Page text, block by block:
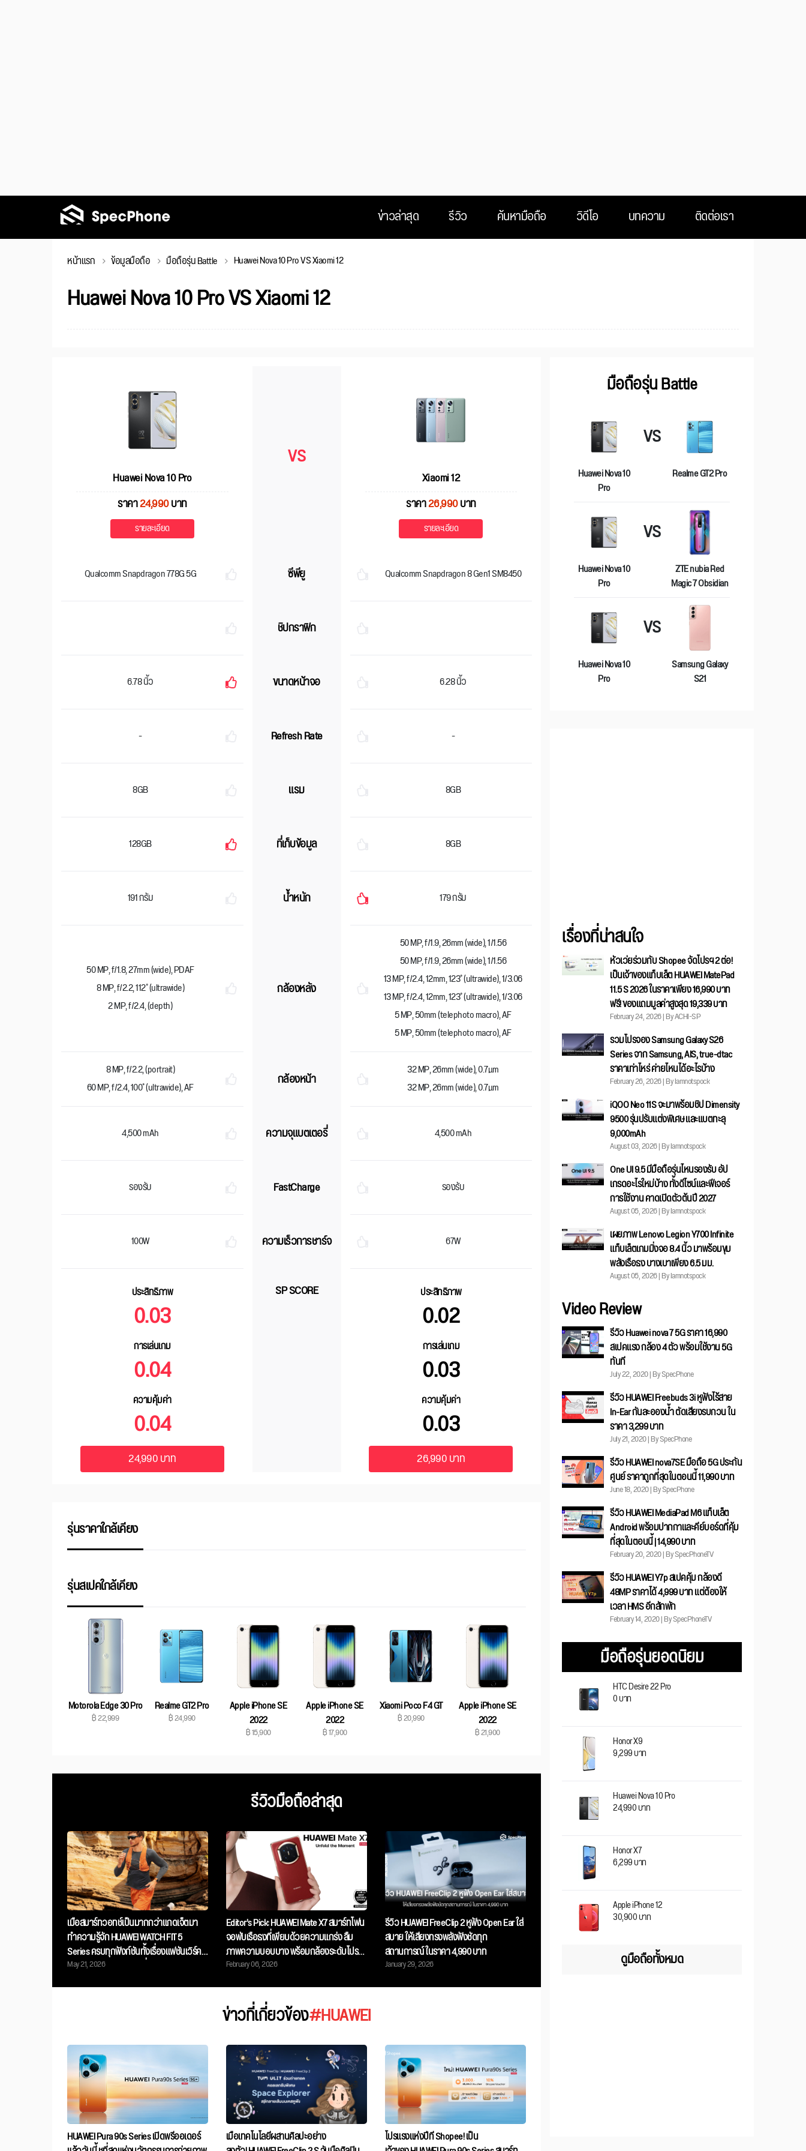
ข่าวล่าสุด รีวิว ค้นหามือถือ วิดีโอ บทความ ติดต่อเรา
หน้าแรก ข้อมูลมือถือ มือถือรุ่น Battle Huawei Nova 10 Pro VS Xiaomi 12
Huawei Nova 10 Pro VS Xiaomi 12
VS
Huawei Nova 10 Pro
ราคา24,990บาท
รายละเอียด
Xiaomi 12
ราคา26,990บาท
รายละเอียด
ซีพียู
Qualcomm Snapdragon 778G 5G Qualcomm Snapdragon 8 Gen1 SM8450
ชิปกราฟิก
ขนาดหน้าจอ
6.78 นิ้ว 6.28 นิ้ว
Refresh Rate
- -
แรม
8GB 8GB
ที่เก็บข้อมูล
128GB 8GB
น้ำหนัก
191 กรัม 179 กรัม
กล้องหลัง
50 MP, f/1.8, 27mm (wide), PDAF
8 MP, f/2.2, 112˚ (ultrawide)
2 MP, f/2.4, (depth)
50 MP, f/1.9, 26mm (wide), 1/1.56
50 MP, f/1.9, 26mm (wide), 1/1.56
13 MP, f/2.4, 12mm, 123˚ (ultrawide), 1/3.06
13 MP, f/2.4, 12mm, 123˚ (ultrawide), 1/3.06
5 MP, 50mm (telephoto macro), AF
5 MP, 50mm (telephoto macro), AF
กล้องหน้า
8 MP, f/2.2, (portrait)
60 MP, f/2.4, 100˚ (ultrawide), AF
32 MP, 26mm (wide), 0.7µm
32 MP, 26mm (wide), 0.7µm
ความจุแบตเตอรี่
4,500 mAh 4,500 mAh
FastCharge
รองรับ รองรับ
ความเร็วการชาร์จ
100W 67W
SP SCORE
ประสิทธิภาพ
0.03
การเล่นเกม
0.04
ความคุ้มค่า
0.04
ประสิทธิภาพ
0.02
การเล่นเกม
0.03
ความคุ้มค่า
0.03
24,990 บาท 26,990 บาท
รุ่นราคาใกล้เคียง
รุ่นสเปคใกล้เคียง
Motorola Edge 30 Pro
฿ 22,999
Realme GT2 Pro
฿ 24,990
Apple iPhone SE
2022
฿ 15,900
Apple iPhone SE
2022
฿ 17,900
Xiaomi Poco F4 GT
฿ 20,990
Apple iPhone SE
2022
฿ 21,900
รีวิวมือถือล่าสุด
เมื่อสมาร์ทวอทช์เป็นมากกว่าแกดเจ็ตมา
ทำความรู้จัก HUAWEI WATCH FIT 5
Series ครบทุกฟังก์ชันทั้งเรื่องแฟชันเวิร์ค
เอ้าท์และจ่ายเงินได้ในหนึ่งเดียว
May 21, 2026
Editor’s Pick: HUAWEI Mate X7 สมาร์ทโฟน
จอพับเรือธงที่เพียบด้วยความแกร่ง ลืม
ภาพความบอบบาง พร้อมกล้องระดับโปร
เก็บทุกรายละเอียดและสมรรถนะระดับท็อป
February 06, 2026
รีวิว HUAWEI FreeClip 2 หูฟัง Open Ear ใส่
สบาย ให้เสียงทรงพลังฟังชัดทุก
สถานการณ์ ในราคา 4,990 บาท
January 29, 2026
ข่าวที่เกี่ยวข้อง#HUAWEI
HUAWEI Pura 90s Series เปิดพรีออเดอร์ เมื่อเทคโนโลยีผสานศิลปะอย่าง โปรแรงแห่งปีที่ Shopee! เป็น
มือถือรุ่น Battle
Huawei Nova 10
Pro
VS
Realme GT2 Pro
Huawei Nova 10
Pro
VS
ZTE nubia Red
Magic 7 Obsidian
Huawei Nova 10
Pro
VS
Samsung Galaxy
S21
เรื่องที่น่าสนใจ
หัวเว่ยร่วมกับ Shopee จัดโปรฯ 2 ต่อ!
เป็นเจ้าของแท็บเล็ต HUAWEI MatePad
11.5 S 2026 ในราคาเพียง 16,990 บาท
ฟรี! ของแถมมูลค่าสูงสุด 19,339 บาท
February 24, 2026 | By ACHI-SP
รวมโปรจอง Samsung Galaxy S26
Series จาก Samsung, AIS, true-dtac
ราคาเท่าไหร่ ค่ายไหนได้อะไรบ้าง
February 26, 2026 | By Iamnotspock
iQOO Neo 11S จะมาพร้อมชิป Dimensity
9500 รุ่นปรับแต่งพิเศษ และแบตทะลุ
9,000mAh
August 03, 2026 | By Iamnotspock
One UI 9.5 มีมือถือรุ่นไหนรองรับ อัป
เกรดอะไรใหม่บ้าง ทั้งดีไซน์และฟีเจอร์
การใช้งาน คาดเปิดตัวต้นปี 2027
August 05, 2026 | By Iamnotspock
เผยภาพ Lenovo Legion Y700 Infinite
แท็บเล็ตเกมมิ่งจอ 8.4 นิ้ว มาพร้อมขุม
พลังเรือธง บางเบาเพียง 6.5 มม.
August 05, 2026 | By Iamnotspock
Video Review
รีวิว Huawei nova 7 5G ราคา 16,990
สเปคแรง กล้อง 4 ตัว พร้อมใช้งาน 5G
ทันที
July 22, 2020 | By SpecPhone
รีวิว HUAWEI Freebuds 3i หูฟังไร้สาย
In-Ear กันละอองน้ำ ตัดเสียงรบกวน ใน
ราคา 3,299 บาท
July 21, 2020 | By SpecPhone
รีวิว HUAWEI nova7SE มือถือ 5G ประกัน
ศูนย์ ราคาถูกที่สุดในตอนนี้ 11,990 บาท
June 18, 2020 | By SpecPhone
รีวิว HUAWEI MediaPad M6 แท็บเล็ต
Android พร้อมปากกาและคีย์บอร์ดที่คุ้ม
ที่สุดในตอนนี้ | 14,990 บาท
February 20, 2020 | By SpecPhoneTV
รีวิว HUAWEI Y7p สเปคคุ้ม กล้องดี
48MP ราคาได้ 4,999 บาท แต่ต้องให้
เวลา HMS อีกสักพัก
February 14, 2020 | By SpecPhoneTV
มือถือรุ่นยอดนิยม
HTC Desire 22 Pro
0 บาท
Honor X9
9,299 บาท
Huawei Nova 10 Pro
24,990 บาท
Honor X7
6,299 บาท
Apple iPhone 12
30,900 บาท
ดูมือถือทั้งหมด